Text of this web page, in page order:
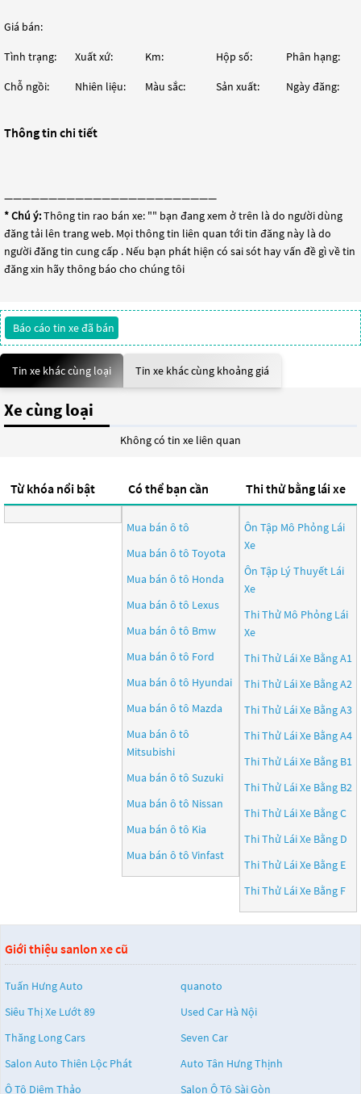
Giá bán:
Tình trạng: Xuất xứ: Km: Hộp số: Phân hạng:
Chỗ ngồi: Nhiên liệu: Màu sắc: Sản xuất: Ngày đăng:
Thông tin chi tiết
————————————————————————
* Chú ý:Thông tin rao bán xe: "" bạn đang xem ở trên là do người dùng
đăng tải lên trang web. Mọi thông tin liên quan tới tin đăng này là do
người đăng tin cung cấp . Nếu bạn phát hiện có sai sót hay vấn đề gì về tin
đăng xin hãy thông báo cho chúng tôi
Báo cáo tin xe đã bán
Tin xe khác cùng loại Tin xe khác cùng khoảng giá
Xe cùng loại
Không có tin xe liên quan
Từ khóa nổi bật Có thể bạn cần
Mua bán ô tô
Mua bán ô tô Toyota
Mua bán ô tô Honda
Mua bán ô tô Lexus
Mua bán ô tô Bmw
Mua bán ô tô Ford
Mua bán ô tô Hyundai
Mua bán ô tô Mazda
Mua bán ô tô
Mitsubishi
Mua bán ô tô Suzuki
Mua bán ô tô Nissan
Mua bán ô tô Kia
Mua bán ô tô Vinfast
Thi thử bằng lái xe
Ôn Tập Mô Phỏng Lái
Xe
Ôn Tập Lý Thuyết Lái
Xe
Thi Thử Mô Phỏng Lái
Xe
Thi Thử Lái Xe Bằng A1
Thi Thử Lái Xe Bằng A2
Thi Thử Lái Xe Bằng A3
Thi Thử Lái Xe Bằng A4
Thi Thử Lái Xe Bằng B1
Thi Thử Lái Xe Bằng B2
Thi Thử Lái Xe Bằng C
Thi Thử Lái Xe Bằng D
Thi Thử Lái Xe Bằng E
Thi Thử Lái Xe Bằng F
Giới thiệu sanlon xe cũ
Tuấn Hưng Auto
quanoto
Siêu Thị Xe Lướt 89
Used Car Hà Nội
Thăng Long Cars
Seven Car
Salon Auto Thiên Lộc Phát
Auto Tân Hưng Thịnh
Ô Tô Diệm Thảo
Salon Ô Tô Sài Gòn